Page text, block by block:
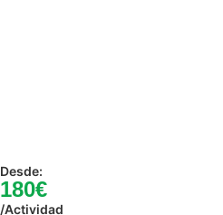
Desde:
180€
/Actividad